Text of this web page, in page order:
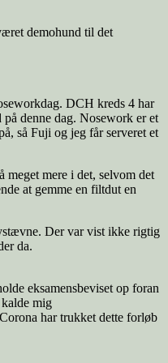
demohund til det
DCH kreds 4 har
denne dag. Nosework er et
så Fuji og jeg får serveret et
meget mere i det, selvom det
at gemme en filtdut en
Der var vist ikke rigtig
da.
eksamensbeviset op foran
mig
har trukket dette forløb